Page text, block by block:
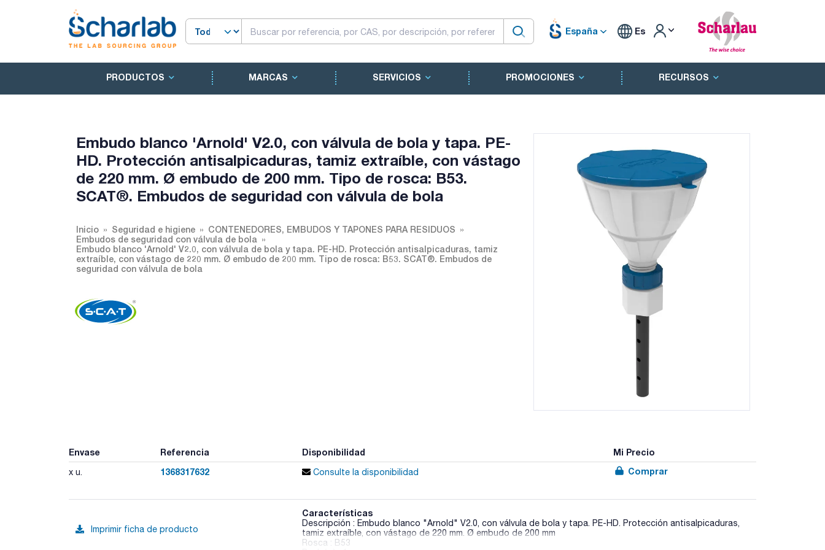
España Es
PRODUCTOS MARCAS SERVICIOS PROMOCIONES RECURSOS
Embudo blanco 'Arnold' V2.0, con válvula de bola y tapa. PE-
HD. Protección antisalpicaduras, tamiz extraíble, con vástago
de 220 mm. Ø embudo de 200 mm. Tipo de rosca: B53.
SCAT®. Embudos de seguridad con válvula de bola
Inicio Seguridad e higiene
CONTENEDORES, EMBUDOS Y TAPONES PARA RESIDUOS
Embudos de seguridad con válvula de bola
Embudo blanco 'Arnold' V2.0, con válvula de bola y tapa. PE-HD. Protección antisalpicaduras, tamiz
extraíble, con vástago de 220 mm. Ø embudo de 200 mm. Tipo de rosca: B53. SCAT®. Embudos de
seguridad con válvula de bola
Envase Referencia Disponibilidad Mi Precio
x u. 1368317632 Consulte la disponibilidad Comprar
Imprimir ficha de producto
Características
Descripción : Embudo blanco "Arnold" V2.0, con válvula de bola y tapa. PE-HD. Protección antisalpicaduras,
tamiz extraíble, con vástago de 220 mm. Ø embudo de 200 mm
Rosca : B53